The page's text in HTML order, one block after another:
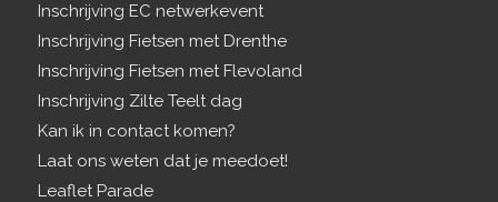
Inschrijving EC netwerkevent
Inschrijving Fietsen met Drenthe
Inschrijving Fietsen met Flevoland
Inschrijving Zilte Teelt dag
Kan ik in contact komen?
Laat ons weten dat je meedoet!
Leaflet Parade